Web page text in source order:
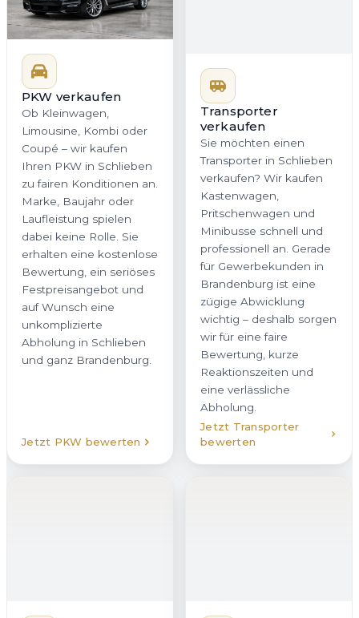
PKW verkaufen
Ob Kleinwagen,
Limousine, Kombi oder
Coupé – wir kaufen
Ihren PKW in Schlieben
zu fairen Konditionen an.
Marke, Baujahr oder
Laufleistung spielen
dabei keine Rolle. Sie
erhalten eine kostenlose
Bewertung, ein seriöses
Festpreisangebot und
auf Wunsch eine
unkomplizierte
Abholung in Schlieben
und ganz Brandenburg.
Transporter
verkaufen
Sie möchten einen
Transporter in Schlieben
verkaufen? Wir kaufen
Kastenwagen,
Pritschenwagen und
Minibusse schnell und
professionell an. Gerade
für Gewerbekunden in
Brandenburg ist eine
zügige Abwicklung
wichtig – deshalb sorgen
wir für eine faire
Bewertung, kurze
Reaktionszeiten und
eine verlässliche
Abholung.
Jetzt Transporter
bewerten